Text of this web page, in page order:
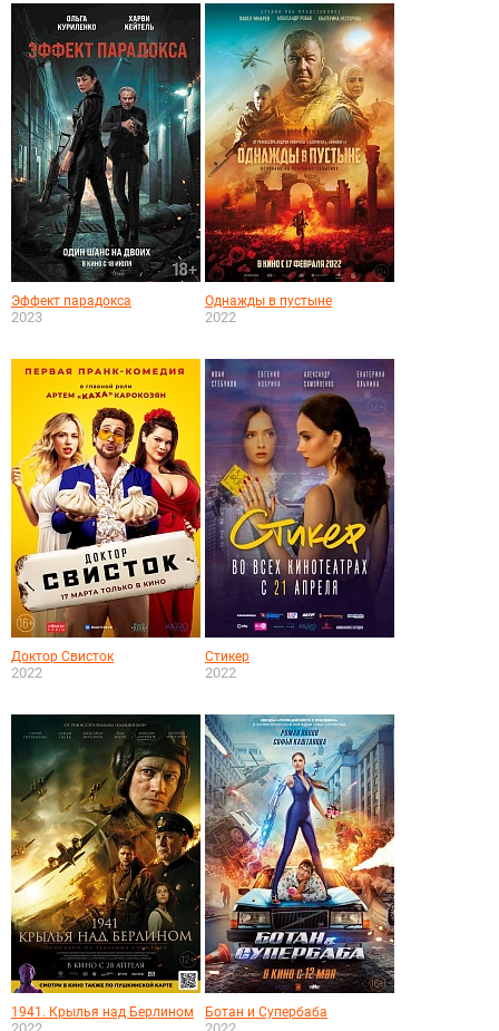
Эффект парадокса
2023
Однажды в пустыне
2022
Доктор Свисток
2022
Стикер
2022
1941. Крылья над Берлином Ботан и Супербаба